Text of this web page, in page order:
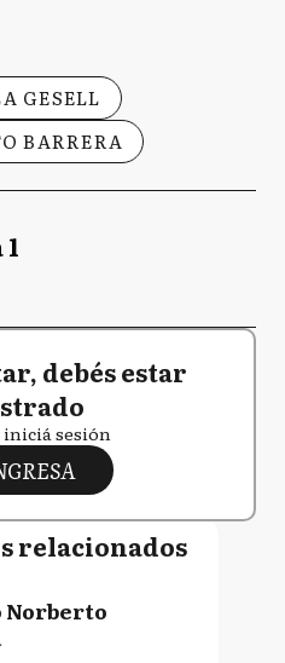
GESELL
BARRERA
debés estar
iniciá sesión
relacionados
Norberto